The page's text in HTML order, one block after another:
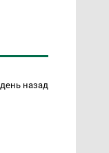
день назад